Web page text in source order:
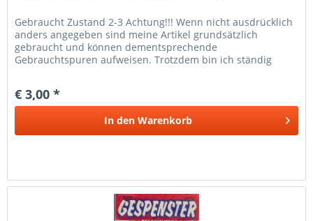
Gebraucht Zustand 2-3 Achtung!!! Wenn nicht ausdrücklich
anders angegeben sind meine Artikel grundsätzlich
gebraucht und können dementsprechende
Gebrauchtspuren aufweisen. Trotzdem bin ich ständig
€ 3,00 *
In den Warenkorb